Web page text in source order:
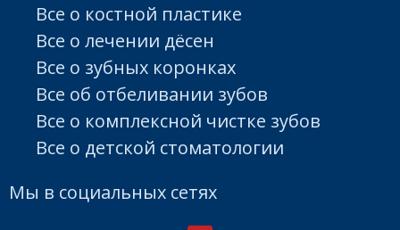
Все о костной пластике
Все о лечении дёсен
Все о зубных коронках
Все об отбеливании зубов
Все о комплексной чистке зубов
Все о детской стоматологии
Мы в социальных сетях